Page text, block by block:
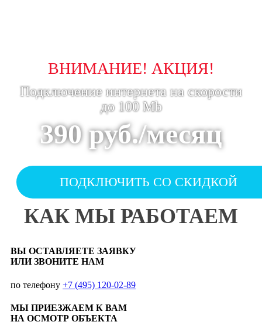
Капитал
Капитолий
Каширский
Кварц
Клен
Коломенский
Комплекс Москва
Конвент-Плюс
Конструктор
Конфитюр
ВНИМАНИЕ! АКЦИЯ!
Подключение интернета на скорости
до 100 Mb
390 руб./месяц
ПОДКЛЮЧИТЬ СО СКИДКОЙ
КАК МЫ РАБОТАЕМ
ВЫ ОСТАВЛЯЕТЕ ЗАЯВКУ
ИЛИ ЗВОНИТЕ НАМ
по телефону +7 (495) 120-02-89
МЫ ПРИЕЗЖАЕМ К ВАМ
НА ОСМОТР ОБЪЕКТА